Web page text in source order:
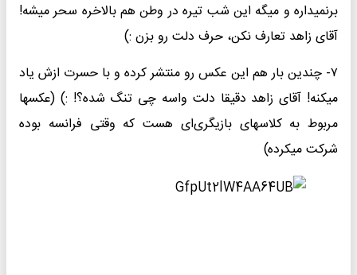
برنمیداره و میگه این شب تیره در وطن هم بالاخره سحر میشه!
آقای زاهد تعارف نکن، حرف دلت رو بزن :)
۷- چندین بار هم این عکس رو منتشر کرده و با حسرت ازش یاد
میکنه! آقای زاهد دقیقا دلت واسه چی تنگ شده؟! :) (عکسها
مربوط به کلاسهای بازیگری‌ای هست که وقتی فرانسه بوده
شرکت میکرده)